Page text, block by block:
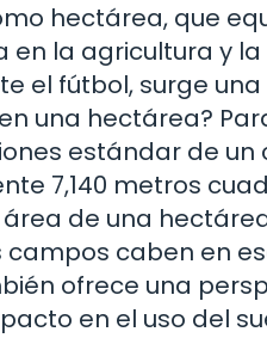
hectárea, que
la agricultura y
el fútbol, surge
una hectárea?
estándar de un
7,140 metros
de una
caben en
ofrece una
en el uso del